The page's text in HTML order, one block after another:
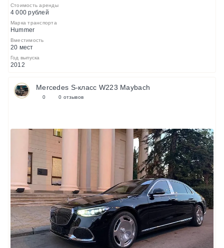
Стоимость аренды
4 000 рублей
Марка транспорта
Hummer
Вместимость
20 мест
Год выпуска
2012
Mercedes S-класс W223 Maybach
0 0 отзывов